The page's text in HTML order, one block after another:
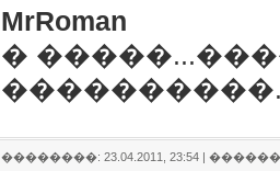
MrRoman
�
��������: 23.04.2011, 23:54 |